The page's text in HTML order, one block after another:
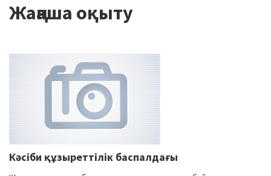
Жаңаша оқыту
Кәсіби құзыреттілік баспалдағы